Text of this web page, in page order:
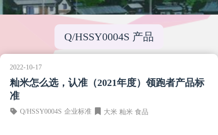
Q/HSSY0004S 产品
2022-10-17
籼米怎么选，认准（2021年度）领跑者产品标
准
Q/HSSY0004S 企业标准 大米 籼米 食品